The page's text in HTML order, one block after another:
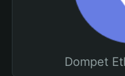
Dompet